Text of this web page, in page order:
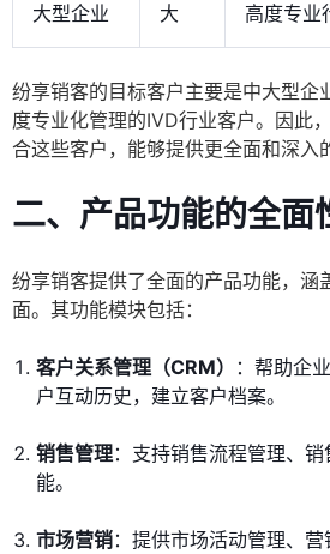
大型企业 大 高度专业
纷享销客的目标客户主要是中大型企
度专业化管理的IVD行业客户。因此
合这些客户，能够提供更全面和深入
二、产品功能的全面
纷享销客提供了全面的产品功能，涵
面。其功能模块包括：
客户关系管理（CRM）
：帮助企
户互动历史，建立客户档案。
销售管理：支持销售流程管理、
能。
市场营销：提供市场活动管理、